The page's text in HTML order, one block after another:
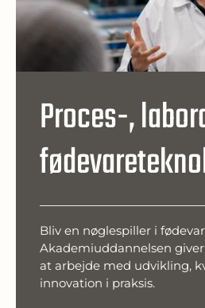
Proces-,
Bliv en nøglespiller i
Akademiuddannelsen
at arbejde med udvikling,
innovation i praksis.